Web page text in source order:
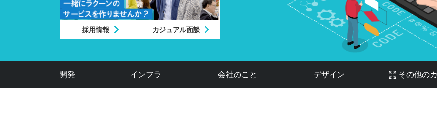
採用情報 カジュアル面談
開発 インフラ 会社のこと デザイン その他の